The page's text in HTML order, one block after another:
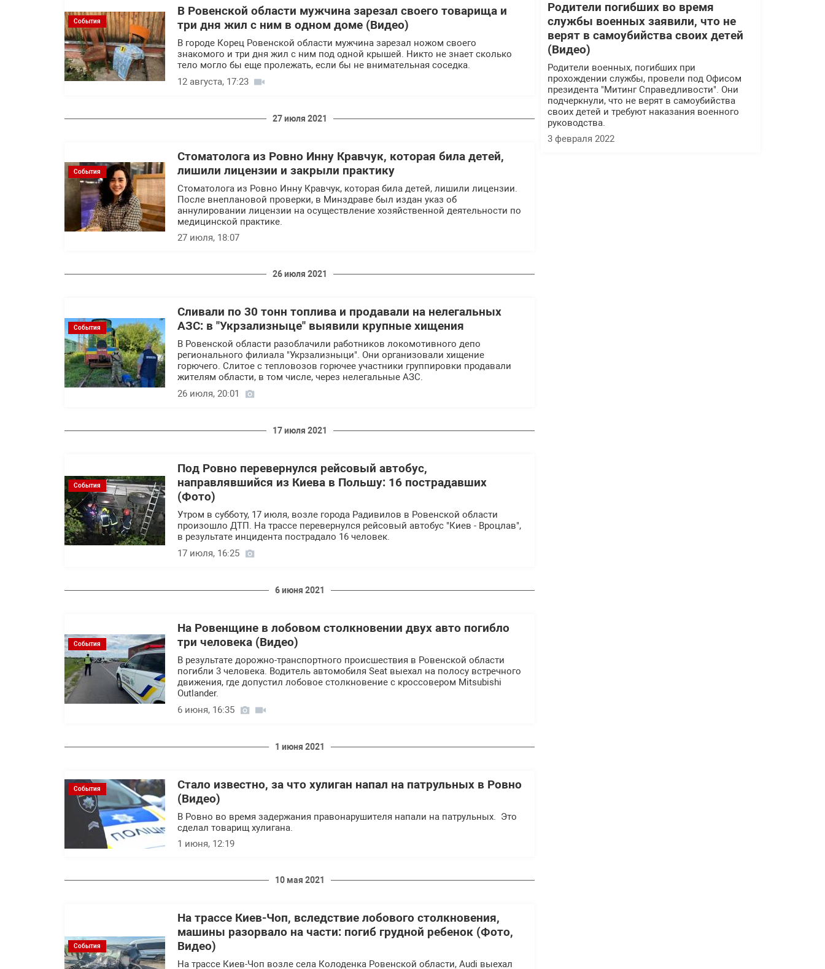
События
В Ровенской области мужчина зарезал своего товарища и
три дня жил с ним в одном доме (Видео)
В городе Корец Ровенской области мужчина зарезал ножом своего
знакомого и три дня жил с ним под одной крышей. Никто не знает сколько
тело могло бы еще пролежать, если бы не внимательная соседка.
12 августа, 17:23
27 июля 2021
События
Стоматолога из Ровно Инну Кравчук, которая била детей,
лишили лицензии и закрыли практику
Стоматолога из Ровно Инну Кравчук, которая била детей, лишили лицензии.
После внеплановой проверки, в Минздраве был издан указ об
аннулировании лицензии на осуществление хозяйственной деятельности по
медицинской практике.
27 июля, 18:07
26 июля 2021
События
Сливали по 30 тонн топлива и продавали на нелегальных
АЗС: в "Укрзализныце" выявили крупные хищения
В Ровенской области разоблачили работников локомотивного депо
регионального филиала "Укрзализныци". Они организовали хищение
горючего. Слитое с тепловозов горючее участники группировки продавали
жителям области, в том числе, через нелегальные АЗС.
26 июля, 20:01
17 июля 2021
События
Под Ровно перевернулся рейсовый автобус,
направлявшийся из Киева в Польшу: 16 пострадавших
(Фото)
Утром в субботу, 17 июля, возле города Радивилов в Ровенской области
произошло ДТП. На трассе перевернулся рейсовый автобус "Киев - Вроцлав",
в результате инцидента пострадало 16 человек.
17 июля, 16:25
6 июня 2021
События
На Ровенщине в лобовом столкновении двух авто погибло
три человека (Видео)
В результате дорожно-транспортного происшествия в Ровенской области
погибли 3 человека. Водитель автомобиля Seat выехал на полосу встречного
движения, где допустил лобовое столкновение с кроссовером Mitsubishi
Outlander.
6 июня, 16:35
1 июня 2021
События
Стало известно, за что хулиган напал на патрульных в Ровно
(Видео)
В Ровно во время задержания правонарушителя напали на патрульных. Это
сделал товарищ хулигана.
1 июня, 12:19
10 мая 2021
События
На трассе Киев-Чоп, вследствие лобового столкновения,
машины разорвало на части: погиб грудной ребенок (Фото,
Видео)
На трассе Киев-Чоп возле села Колоденка Ровенской области, Аudi выехал
Родители погибших во время
службы военных заявили, что не
верят в самоубийства своих детей
(Видео)
Родители военных, погибших при
прохождении службы, провели под Офисом
президента "Митинг Справедливости". Они
подчеркнули, что не верят в самоубийства
своих детей и требуют наказания военного
руководства.
3 февраля 2022